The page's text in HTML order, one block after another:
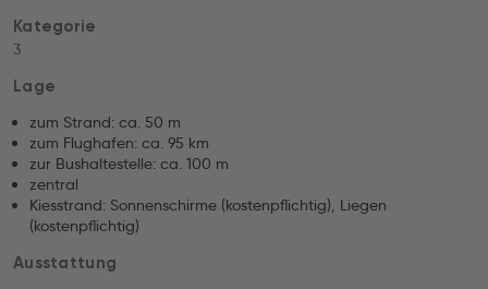
Kategorie
3
Lage
zum Strand: ca. 50 m
zum Flughafen: ca. 95 km
zur Bushaltestelle: ca. 100 m
zentral
Kiesstrand: Sonnenschirme (kostenpflichtig), Liegen
(kostenpflichtig)
Ausstattung